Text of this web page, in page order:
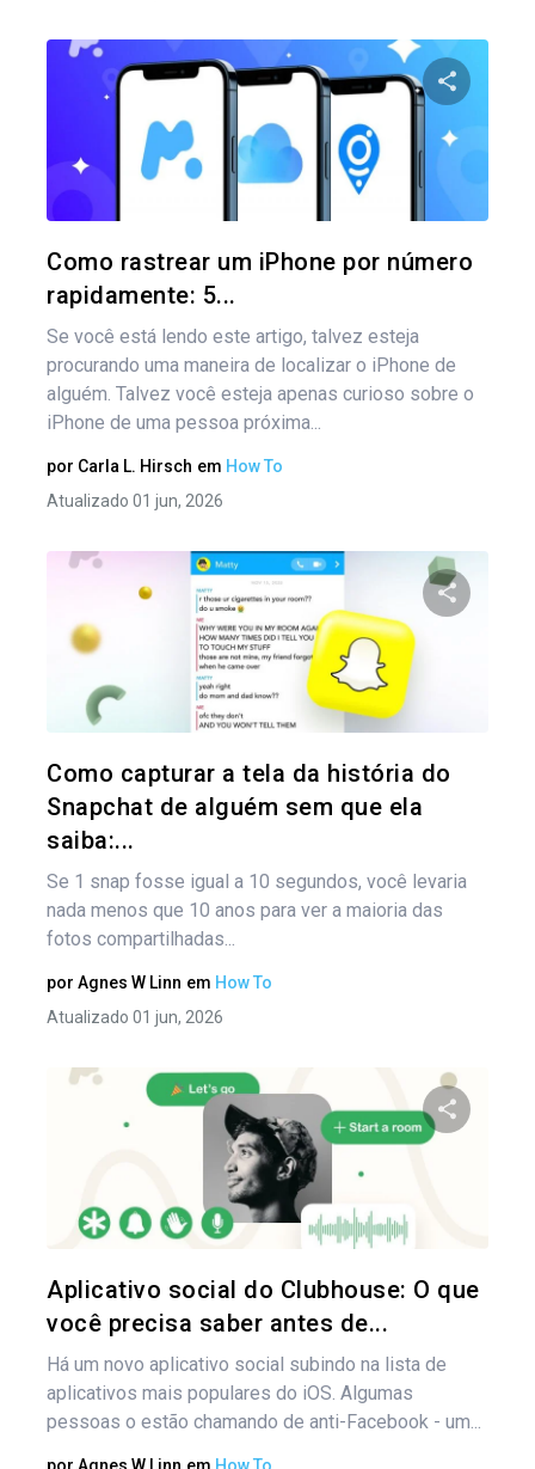
Como rastrear um iPhone por número
rapidamente: 5...
Se você está lendo este artigo, talvez esteja
procurando uma maneira de localizar o iPhone de
alguém. Talvez você esteja apenas curioso sobre o
iPhone de uma pessoa próxima...
por Carla L. Hirsch em How To
Atualizado 01 jun, 2026
Como capturar a tela da história do
Snapchat de alguém sem que ela
saiba:...
Se 1 snap fosse igual a 10 segundos, você levaria
nada menos que 10 anos para ver a maioria das
fotos compartilhadas...
por Agnes W Linn em How To
Atualizado 01 jun, 2026
Aplicativo social do Clubhouse: O que
você precisa saber antes de...
Há um novo aplicativo social subindo na lista de
aplicativos mais populares do iOS. Algumas
pessoas o estão chamando de anti-Facebook - um...